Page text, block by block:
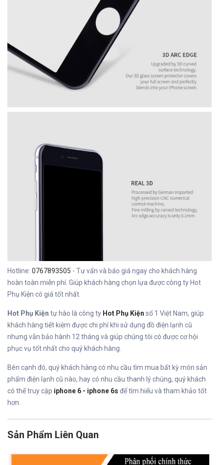
Hotline: 0767893505 - Tư vấn và báo giá ngay cho khách hàng
hoàn toàn miễn phí. Giúp khách hàng chọn lựa được công ty Hot
Phụ Kiện có giá tốt nhất.
Hot Phụ Kiện tự hào là công ty Hot Phụ Kiện số 1 Việt Nam, giúp
khách hàng tiết kiệm được chi phí khi sử dụng đồ điện lạnh cũ
nhưng vẫn bảo hành 12 tháng và giúp chúng tôi có được cơ hội
phục vụ tốt nhất cho quý khách hàng.
Bên cạnh đó, quý khách hàng có nhu cầu tìm mua bất kỳ món sản
phẩm điện lạnh cũ nào, hay có nhu cầu thanh lý chúng, quý khách
có thể truy cập iphone 6 - iphone 6s để tìm hiểu và tham khảo tốt
hơn.
Sản Phẩm Liên Quan